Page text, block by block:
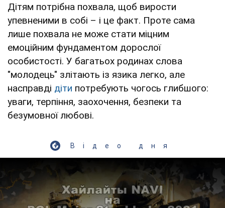
Дітям потрібна похвала, щоб вирости
упевненими в собі – і це факт. Проте сама
лише похвала не може стати міцним
емоційним фундаментом дорослої
особистості. У багатьох родинах слова
"молодець" злітають із язика легко, але
насправді діти потребують чогось глибшого:
уваги, терпіння, заохочення, безпеки та
безумовної любові.
Відео дня